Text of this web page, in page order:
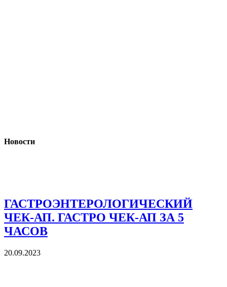
Новости
ГАСТРОЭНТЕРОЛОГИЧЕСКИЙ
ЧЕК-АП. ГАСТРО ЧЕК-АП ЗА 5
ЧАСОВ
20.09.2023